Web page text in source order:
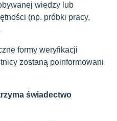
wiedzy lub
(np. próbki pracy,
formy weryfikacji
zostaną poinformowani
świadectwo